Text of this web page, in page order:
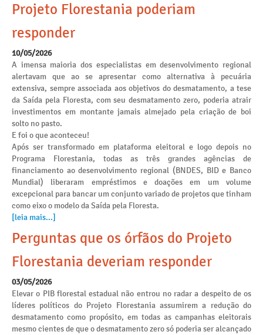
Projeto Florestania poderiam
responder
10/05/2026
A imensa maioria dos especialistas em desenvolvimento regional
alertavam que ao se apresentar como alternativa à pecuária
extensiva, sempre associada aos objetivos do desmatamento, a tese
da Saída pela Floresta, com seu desmatamento zero, poderia atrair
investimentos em montante jamais almejado pela criação de boi
solto no pasto.
E foi o que aconteceu!
Após ser transformado em plataforma eleitoral e logo depois no
Programa Florestania, todas as três grandes agências de
financiamento ao desenvolvimento regional (BNDES, BID e Banco
Mundial) liberaram empréstimos e doações em um volume
excepcional para bancar um conjunto variado de projetos que tinham
como eixo o modelo da Saída pela Floresta.
[leia mais...]
Perguntas que os órfãos do Projeto
Florestania deveriam responder
03/05/2026
Elevar o PIB florestal estadual não entrou no radar a despeito de os
líderes políticos do Projeto Florestania assumirem a redução do
desmatamento como propósito, em todas as campanhas eleitorais
mesmo cientes de que o desmatamento zero só poderia ser alcançado